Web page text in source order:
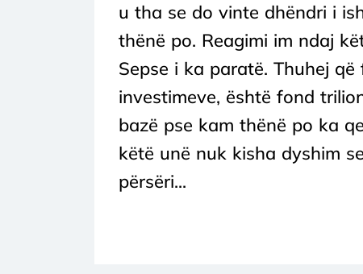
u tha se do vinte dhëndri i
thënë po. Reagimi im ndaj
Sepse i ka paratë. Thuhej
investimeve, është fond
bazë pse kam thënë po ka
këtë unë nuk kisha dyshim
përsëri...